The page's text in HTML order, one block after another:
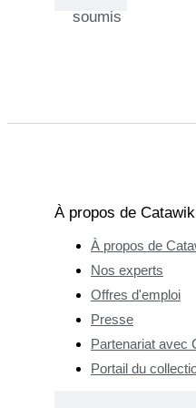
elles
styles
différents.
soumis
À propos de
À propos de
Nos experts
Offres d'emploi
Presse
Partenariat avec
Portail du